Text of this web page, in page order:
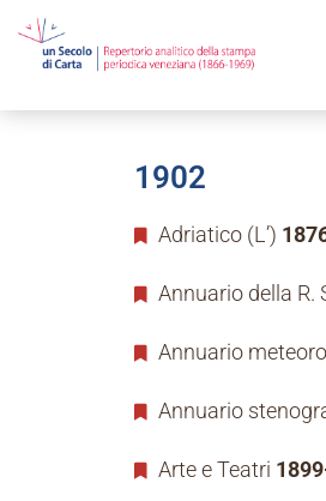
1902
Adriatico (L’)
Annuario della R.
Annuario
Annuario
Arte e Teatri